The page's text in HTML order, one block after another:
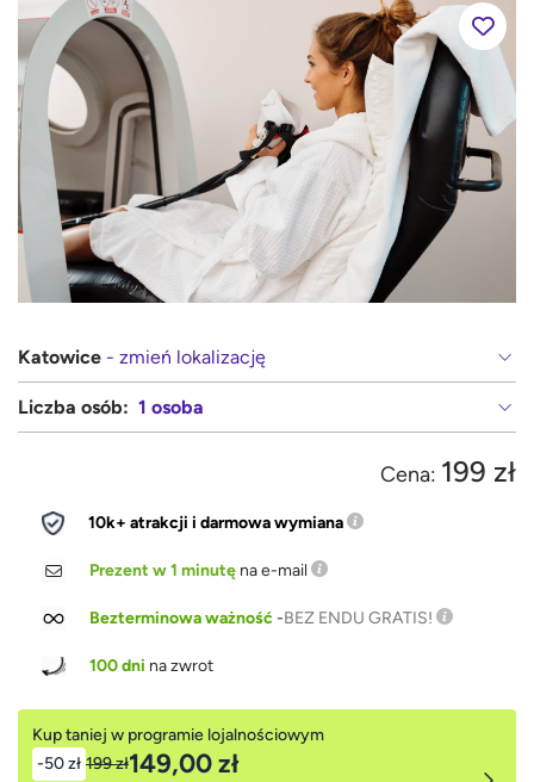
Katowice - zmień lokalizację
Liczba osób: 1 osoba
Cena: 199 zł
10k+ atrakcji i darmowa wymiana
Prezent w 1 minutę na e-mail
Bezterminowa ważność-BEZ ENDU GRATIS!
100 dni na zwrot
Kup taniej w programie lojalnościowym
-50 zł 199 zł149,00 zł